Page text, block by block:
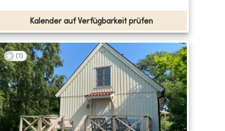
Kalender auf Verfügbarkeit prüfen
(1 )